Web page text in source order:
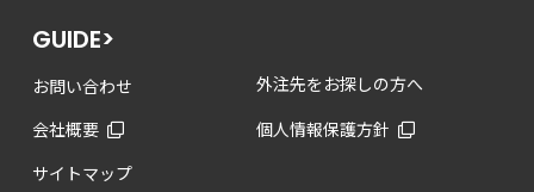
GUIDE>
お問い合わせ
外注先をお探しの方へ
会社概要
個人情報保護方針
サイトマップ